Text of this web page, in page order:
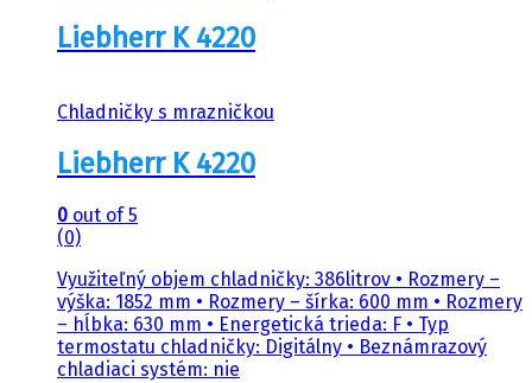
Liebherr K 4220
Chladničky s mrazničkou
Liebherr K 4220
0 out of 5
(0)
Využiteľný objem chladničky: 386litrov • Rozmery –
výška: 1852 mm • Rozmery – šírka: 600 mm • Rozmery
– hĺbka: 630 mm • Energetická trieda: F • Typ
termostatu chladničky: Digitálny • Beznámrazový
chladiaci systém: nie